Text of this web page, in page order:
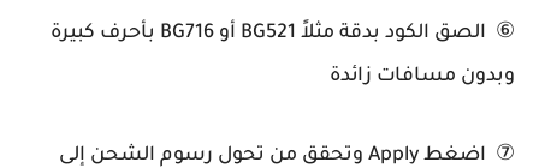
⑥ الصق الكود بدقة مثلاً BG521 أو BG716 بأحرف كبيرة
وبدون مسافات زائدة
⑦ اضغط Apply وتحقق من تحول رسوم الشحن إلى